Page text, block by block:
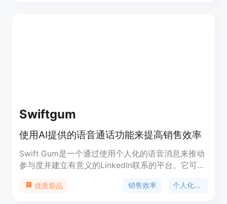
Swiftgum
使用AI提供的语音通话功能来提高销售效率
Swift Gum是一个通过使用个人化的语音消息来推动
参与度并建立有意义的LinkedIn联系的平台。它可以
息，从而提高回应率。
优质新品 销售效率 个人化消息